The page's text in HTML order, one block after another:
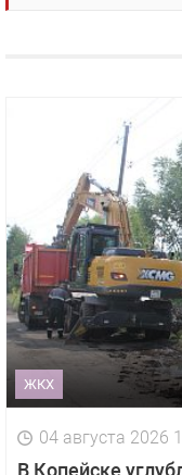
ЖКХ
04 августа 2026
В Копейске